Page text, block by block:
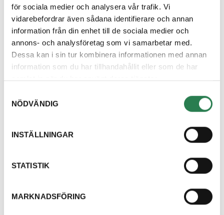
för sociala medier och analysera vår trafik. Vi
vidarebefordrar även sådana identifierare och annan
information från din enhet till de sociala medier och
annons- och analysföretag som vi samarbetar med.
Dessa kan i sin tur kombinera informationen med annan
information som du har tillhandahållit eller som de har
samlat in när du har använt deras tjänster.
NÖDVÄNDIG
INSTÄLLNINGAR
STATISTIK
MARKNADSFÖRING
{{item.name}}
Om oss
Kundcenter